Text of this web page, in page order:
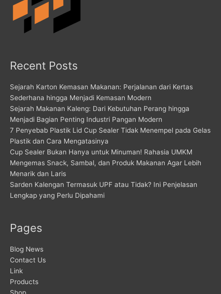
Recent Posts
Sejarah Karton Kemasan Makanan: Perjalanan dari Kertas
Sederhana hingga Menjadi Kemasan Modern
Sejarah Makanan Kaleng: Dari Kebutuhan Perang hingga
Menjadi Bagian Penting Industri Pangan Modern
7 Penyebab Plastik Lid Cup Sealer Tidak Menempel pada Gelas
Plastik dan Cara Mengatasinya
Cup Sealer Bukan Hanya untuk Minuman! Rahasia UMKM
Mengemas Snack, Sambal, dan Produk Makanan Agar Lebih
Menarik dan Laris
Sarden Kalengan Termasuk UPF atau Tidak? Ini Penjelasan
Lengkap yang Perlu Dipahami
Pages
Blog News
Contact Us
Link
Products
Shop